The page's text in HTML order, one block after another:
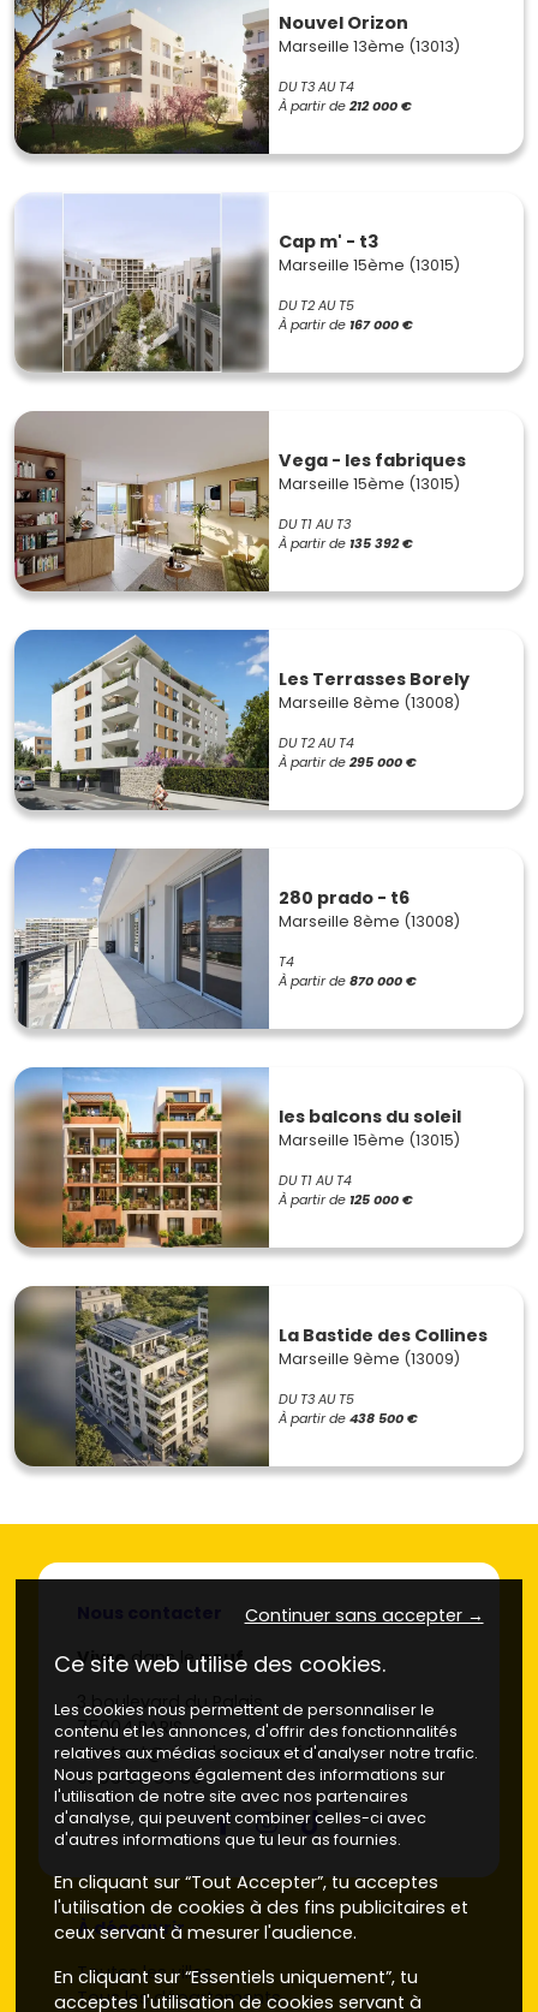
Nouvel Orizon
Marseille 13ème (13013)
DU T3 AU T4
À partir de212 000 €
Cap m' - t3
Marseille 15ème (13015)
DU T2 AU T5
À partir de 167 000 €
Vega - les fabriques
Marseille 15ème (13015)
DU T1 AU T3
À partir de 135 392 €
Les Terrasses Borely
Marseille 8ème (13008)
DU T2 AU T4
À partir de295 000 €
280 prado - t6
Marseille 8ème (13008)
T4
À partir de870 000 €
les balcons du soleil
Marseille 15ème (13015)
DU T1 AU T4
À partir de 125 000 €
La Bastide des Collines
Marseille 9ème (13009)
DU T3 AU T5
À partir de438 500 €
Vivredans leneuf
3 boulevard du Palais
75004 PARIS
contact@vivredansleneuf.fr
01 55 95 89 89
À découvrir
Toutes les villes
Tous les départements
Continuer sans accepter →
Ce site web utilise des cookies.
Les cookies nous permettent de personnaliser le
contenu et les annonces, d'offrir des fonctionnalités
relatives aux médias sociaux et d'analyser notre trafic.
Nous partageons également des informations sur
l'utilisation de notre site avec nos partenaires
d'analyse, qui peuvent combiner celles-ci avec
d'autres informations que tu leur as fournies.
En cliquant sur “Tout Accepter”, tu acceptes
l'utilisation de cookies à des fins publicitaires et
ceux servant à mesurer l'audience.
En cliquant sur “Essentiels uniquement”, tu
acceptes l'utilisation de cookies servant à